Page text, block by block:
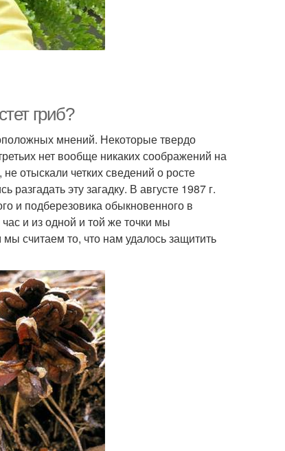
гриб?
мнений. Некоторые твердо
нет вообще никаких соображений на
отыскали четких сведений о росте
эту загадку. В августе 1987 г.
и подберезовика обыкновенного в
и из одной и той же точки мы
считаем то, что нам удалось защитить